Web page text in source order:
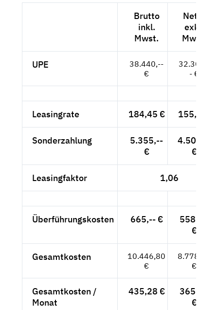
Brutto
inkl.
Mwst.
Netto
exkl.
Mwst.
UPE
38.440,--
€
32.303,-
- €
Leasingrate 184,45 € 155,-- €
Sonderzahlung
5.355,--
€
4.500,--
€
Leasingfaktor 1,06
Überführungskosten 665,-- €
558,82
€
Gesamtkosten
10.446,80
€
8.778,82
€
Gesamtkosten /
Monat
435,28 €
365,78
€